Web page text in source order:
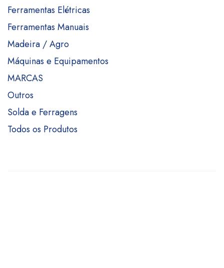
Ferramentas Elétricas
Ferramentas Manuais
Madeira / Agro
Máquinas e Equipamentos
MARCAS
Outros
Solda e Ferragens
Todos os Produtos